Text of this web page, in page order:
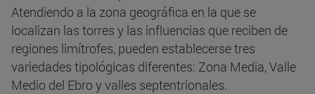
Atendiendo a la zona geográfica en la que se
localizan las torres y las influencias que reciben de
regiones limítrofes, pueden establecerse tres
variedades tipológicas diferentes: Zona Media, Valle
Medio del Ebro y valles septentrionales.